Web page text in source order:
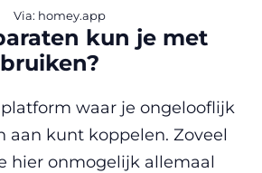
Via: homey.app
kun je met
waar je ongelooflijk
aan kunt koppelen. Zoveel
hier onmogelijk allemaal